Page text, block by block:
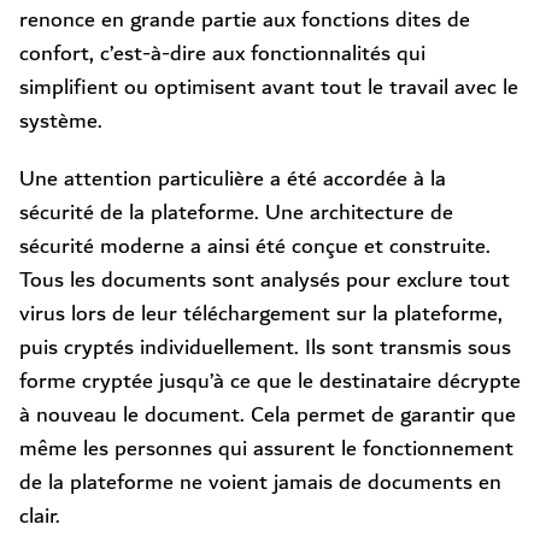
renonce en grande partie aux fonctions dites de
confort, c’est-à-dire aux fonctionnalités qui
simplifient ou optimisent avant tout le travail avec le
système.
Une attention particulière a été accordée à la
sécurité de la plateforme. Une architecture de
sécurité moderne a ainsi été conçue et construite.
Tous les documents sont analysés pour exclure tout
virus lors de leur téléchargement sur la plateforme,
puis cryptés individuellement. Ils sont transmis sous
forme cryptée jusqu’à ce que le destinataire décrypte
à nouveau le document. Cela permet de garantir que
même les personnes qui assurent le fonctionnement
de la plateforme ne voient jamais de documents en
clair.